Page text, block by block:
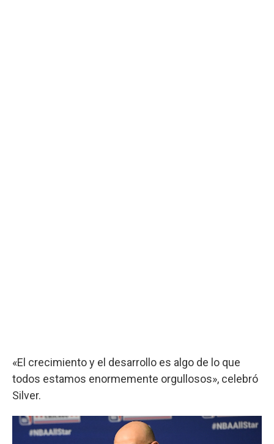
«El crecimiento y el desarrollo es algo de lo que
todos estamos enormemente orgullosos», celebró
Silver.